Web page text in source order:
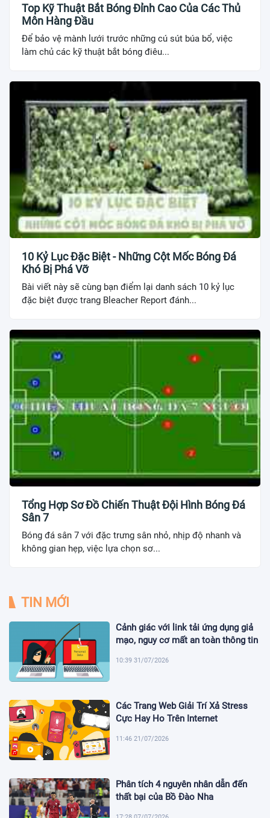
Top Kỹ Thuật Bắt Bóng Đỉnh Cao Của Các Thủ
Môn Hàng Đầu
Để bảo vệ mành lưới trước những cú sút búa bổ, việc
làm chủ các kỹ thuật bắt bóng điêu...
10 Kỷ Lục Đặc Biệt - Những Cột Mốc Bóng Đá
Khó Bị Phá Vỡ
Bài viết này sẽ cùng bạn điểm lại danh sách 10 kỷ lục
đặc biệt được trang Bleacher Report đánh...
Tổng Hợp Sơ Đồ Chiến Thuật Đội Hình Bóng Đá
Sân 7
Bóng đá sân 7 với đặc trưng sân nhỏ, nhịp độ nhanh và
không gian hẹp, việc lựa chọn sơ...
TIN MỚI
Cảnh giác với link tải ứng dụng giả
mạo, nguy cơ mất an toàn thông tin
10:39 31/07/2026
Các Trang Web Giải Trí Xả Stress
Cực Hay Ho Trên Internet
11:46 21/07/2026
Phân tích 4 nguyên nhân dẫn đến
thất bại của Bồ Đào Nha